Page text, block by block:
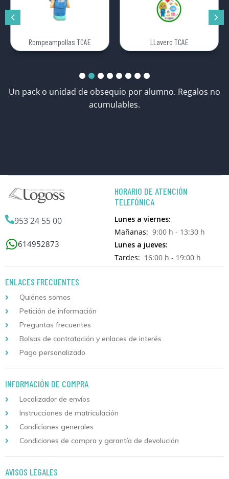
Rompeampollas TCAE LLavero TCAE
Un pack o unidad de obsequio por alumno. Regalos no
acumulables.
953 24 55 00
614952873
HORARIO DE ATENCIÓN
TELEFÓNICA
Lunes a viernes:
Mañanas: 9:00 h - 13:30 h
Lunes a jueves:
Tardes: 16:00 h - 19:00 h
ENLACES FRECUENTES
Quiénes somos
Petición de información
Preguntas frecuentes
Bolsas de contratación y enlaces de interés
Pago personalizado
INFORMACIÓN DE COMPRA
Localizador de envíos
Instrucciones de matriculación
Condiciones generales
Condiciones de compra y garantía de devolución
AVISOS LEGALES